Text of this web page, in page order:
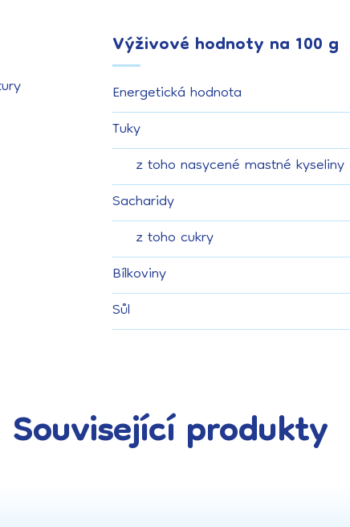
Výživové hodnoty na 100 g
Energetická hodnota
Tuky
z toho nasycené mastné kyseliny
Sacharidy
z toho cukry
Bílkoviny
Sůl
Související produkty